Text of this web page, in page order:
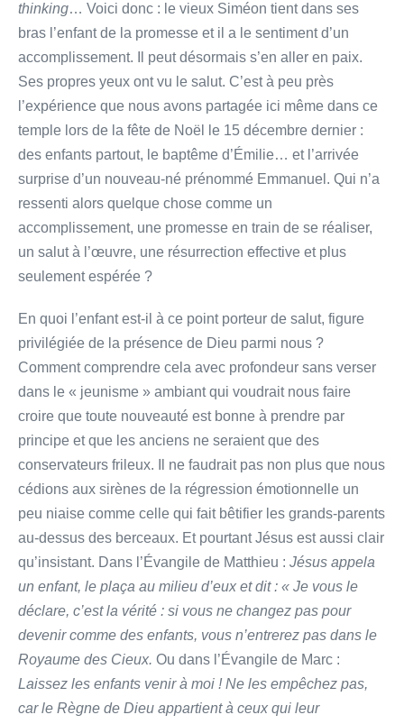
thinking… Voici donc : le vieux Siméon tient dans ses
bras l’enfant de la promesse et il a le sentiment d’un
accomplissement. Il peut désormais s’en aller en paix.
Ses propres yeux ont vu le salut. C’est à peu près
l’expérience que nous avons partagée ici même dans ce
temple lors de la fête de Noël le 15 décembre dernier :
des enfants partout, le baptême d’Émilie… et l’arrivée
surprise d’un nouveau-né prénommé Emmanuel. Qui n’a
ressenti alors quelque chose comme un
accomplissement, une promesse en train de se réaliser,
un salut à l’œuvre, une résurrection effective et plus
seulement espérée ?
En quoi l’enfant est-il à ce point porteur de salut, figure
privilégiée de la présence de Dieu parmi nous ?
Comment comprendre cela avec profondeur sans verser
dans le « jeunisme » ambiant qui voudrait nous faire
croire que toute nouveauté est bonne à prendre par
principe et que les anciens ne seraient que des
conservateurs frileux. Il ne faudrait pas non plus que nous
cédions aux sirènes de la régression émotionnelle un
peu niaise comme celle qui fait bêtifier les grands-parents
au-dessus des berceaux. Et pourtant Jésus est aussi clair
qu’insistant. Dans l’Évangile de Matthieu : Jésus appela
un enfant, le plaça au milieu d’eux et dit : « Je vous le
déclare, c’est la vérité : si vous ne changez pas pour
devenir comme des enfants, vous n’entrerez pas dans le
Royaume des Cieux. Ou dans l’Évangile de Marc :
Laissez les enfants venir à moi ! Ne les empêchez pas,
car le Règne de Dieu appartient à ceux qui leur